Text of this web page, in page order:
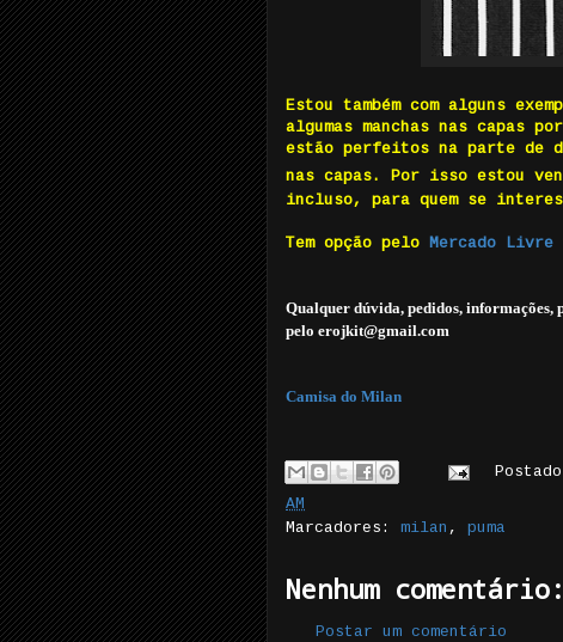
Estou também com alguns
algumas manchas nas capas
estão perfeitos na parte de
nas capas. Por isso estou
incluso, para quem se
Tem opção pelo Mercado Livre
Qualquer dúvida, pedidos,
pelo erojkit@gmail.com
Camisa do Milan
AM
Marcadores: milan , puma
Nenhum comentário:
Postar um comentário